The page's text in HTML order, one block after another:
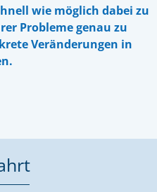
wie möglich dabei zu
Probleme genau zu
Veränderungen in